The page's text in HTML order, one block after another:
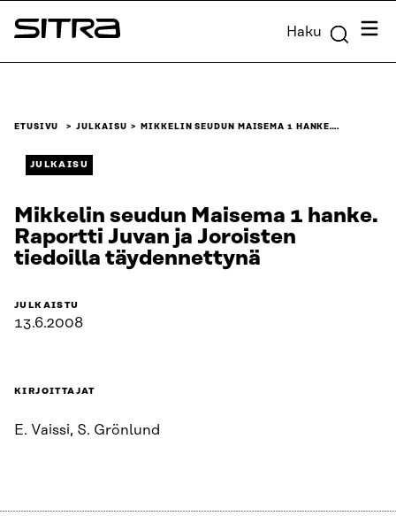
Siirry
suoraan
Sitra Haku
ETUSIVU JULKAISU MIKKELIN SEUDUN MAISEMA 1 HANKE….
JULKAISU
Mikkelin seudun Maisema 1 hanke.
Raportti Juvan ja Joroisten
tiedoilla täydennettynä
JULKAISTU
13.6.2008
KIRJOITTAJAT
E. Vaissi, S. Grönlund